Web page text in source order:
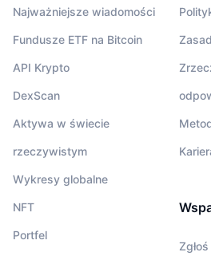
Najważniejsze wiadomości
Fundusze ETF na Bitcoin
API Krypto
DexScan
Aktywa w świecie
rzeczywistym
Wykresy globalne
NFT
Portfel